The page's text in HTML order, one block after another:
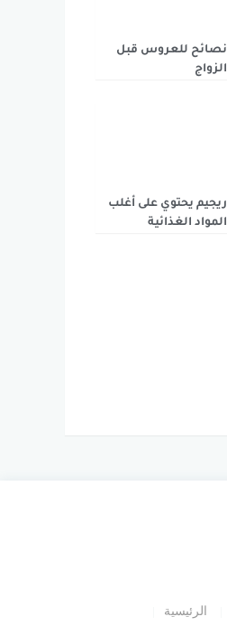
نصائح للعروس قبل
الزواج
ريجيم يحتوي على أغلب
المواد الغذائية
الرئيسية